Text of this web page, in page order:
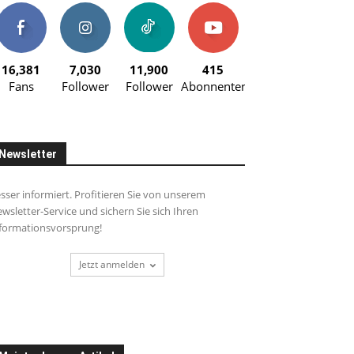
16,381
Fans
7,030
Follower
11,900
Follower
415
Abonnenten
Newsletter
informiert. Profitieren Sie von unserem
Service und sichern Sie sich Ihren
Jetzt anmelden